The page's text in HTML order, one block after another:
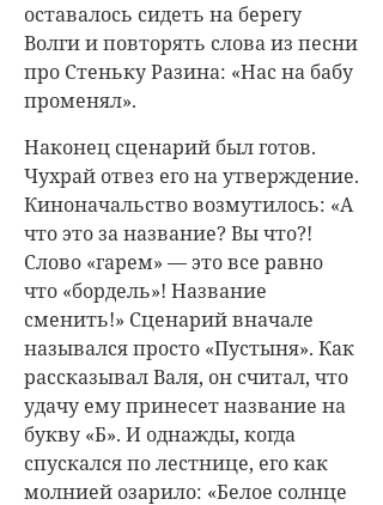
оставалось сидеть на берегу
Волги и повторять слова из песни
про Стеньку Разина: «Нас на бабу
променял».
Наконец сценарий был готов.
Чухрай отвез его на утверждение.
Киноначальство возмутилось: «А
что это за название? Вы что?!
Слово «гарем» — это все равно
что «бордель»! Название
сменить!» Сценарий вначале
назывался просто «Пустыня». Как
рассказывал Валя, он считал, что
удачу ему принесет название на
букву «Б». И однажды, когда
спускался по лестнице, его как
молнией озарило: «Белое солнце